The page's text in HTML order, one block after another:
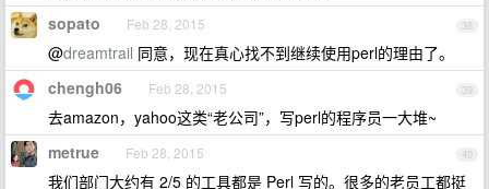
38
sopato Feb 28, 2015
@dreamtrail 同意，现在真心找不到继续使用perl的理由了。
39
chengh06 Feb 28, 2015
去amazon，yahoo这类“老公司”，写perl的程序员一大堆~
40
metrue Feb 28, 2015
我们部门大约有 2/5 的工具都是 Perl 写的。很多的老员工都挺